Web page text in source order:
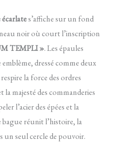
s’affiche sur un fond
noir où court l’inscription
TEMPLI ». Les épaules
dressé comme deux
la force des ordres
majesté des commanderies
l’acier des épées et la
bague réunit l’histoire, la
un seul cercle de pouvoir.